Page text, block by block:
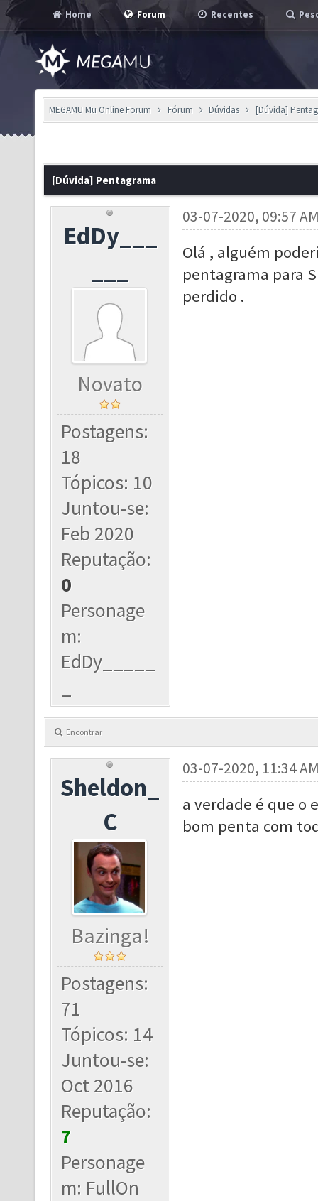
Home Forum Recentes
MEGAMU Mu Online Forum Fórum Dúvidas [Dúvida]
[Dúvida] Pentagrama
EdDy___
Novato
Postagens:
18
Tópicos: 10
Juntou-se:
Feb 2020
Reputação:
0
Personage
m:
EdDy_____
03-07-2020, 09:57
Olá , alguém
pentagrama para
perdido .
Encontrar
Sheldon_
C
Bazinga!
Postagens:
71
Tópicos: 14
Juntou-se:
Oct 2016
Reputação:
7
Personage
m: FullOn
03-07-2020, 11:34
a verdade é que o
bom penta com